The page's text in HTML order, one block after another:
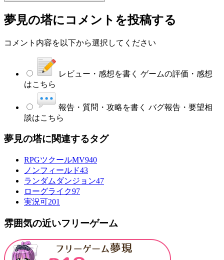
夢見の塔にコメントを投稿する
コメント内容を以下から選択してください
レビュー・感想を書く ゲームの評価・感想
はこちら
報告・質問・攻略を書く バグ報告・要望相
談はこちら
夢見の塔に関連するタグ
RPGツクールMV940
ノンフィールド43
ランダムダンジョン47
ローグライク97
実況可201
雰囲気の近いフリーゲーム